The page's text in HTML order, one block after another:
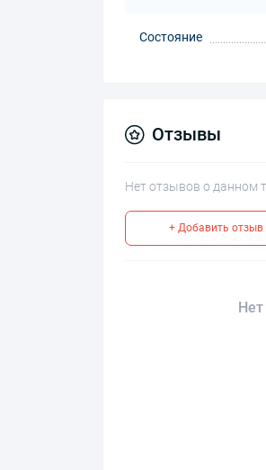
Состояние
Отзывы
Нет отзывов о данном
+ Добавить отзыв